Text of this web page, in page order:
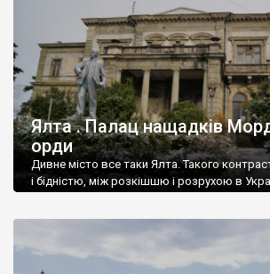
Ялта . Палац нащадків
орди
Дивне місто все таки Ялта. Такого
і бідністю, між розкішшю і розрухою в